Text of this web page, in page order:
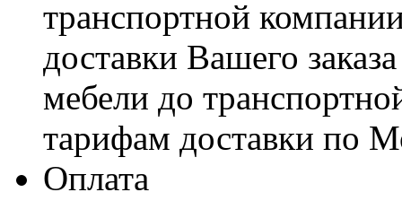
транспортной
доставки Вашего
мебели до
тарифам доставки по
Оплата